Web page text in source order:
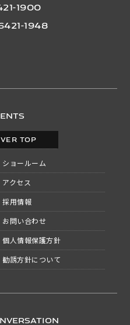
TOP
ショールーム
アクセス
採用情報
お問い合わせ
個人情報保護方針
勧誘方針について
1900
6421-1948